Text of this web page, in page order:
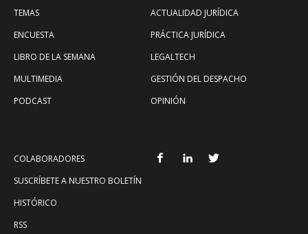
TEMAS
ENCUESTA
LIBRO DE LA SEMANA
MULTIMEDIA
PODCAST
ACTUALIDAD JURÍDICA
PRÁCTICA JURÍDICA
LEGALTECH
GESTIÓN DEL DESPACHO
OPINIÓN
COLABORADORES
SUSCRÍBETE A NUESTRO BOLETÍN
HISTÓRICO
RSS